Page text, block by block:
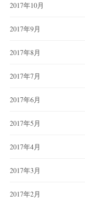
2017年10月
2017年9月
2017年8月
2017年7月
2017年6月
2017年5月
2017年4月
2017年3月
2017年2月